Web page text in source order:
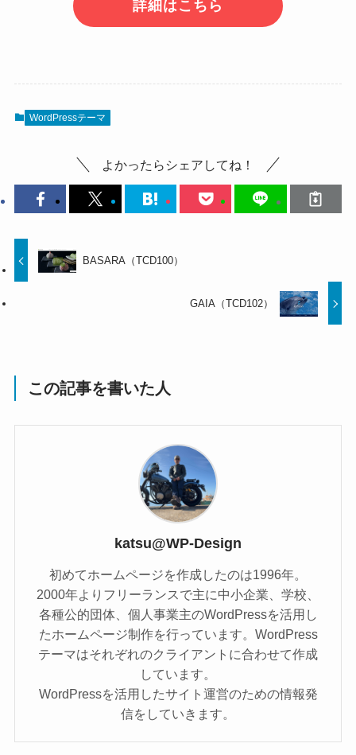
詳細はこちら
WordPressテーマ
よかったらシェアしてね！
BASARA（TCD100）
GAIA（TCD102）
この記事を書いた人
katsu@WP-Design
初めてホームページを作成したのは1996年。
2000年よりフリーランスで主に中小企業、学校、
各種公的団体、個人事業主のWordPressを活用し
たホームページ制作を行っています。WordPress
テーマはそれぞれのクライアントに合わせて作成
しています。
WordPressを活用したサイト運営のための情報発
信をしていきます。